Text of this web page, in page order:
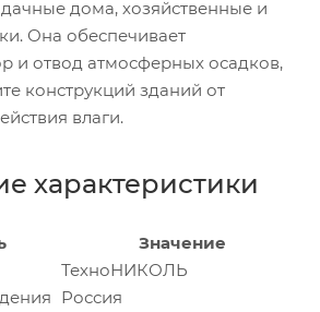
дома, хозяйственные и
Она обеспечивает
и отвод атмосферных осадков,
конструкций зданий от
влаги.
характеристики
Значение
ТехноНИКОЛЬ
Россия